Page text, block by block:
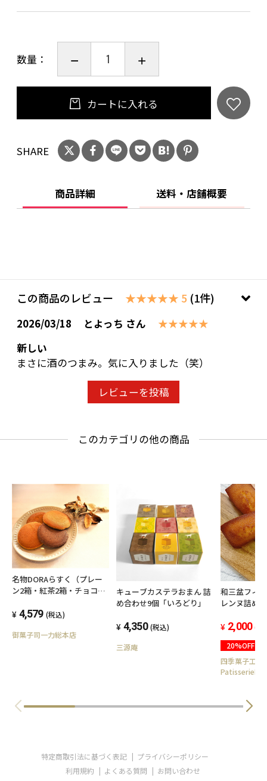
※余計なものを加えず、食感にもこだわってお
作りしています。
丁寧に梱包しておりますが、配送の状況により
一部のクッキーに欠け、割れが生じる場合がご
ざいます。
賞味期限 : 製造日から45日
数量：
カートに入れる
SHARE
商品詳細 送料・店舗概要
この商品のレビュー ★★★★★ 5 (1件)
2026/03/18 とよっち さん
★★★★★
新しい
まさに酒のつまみ。気に入りました（笑）
レビューを投稿
このカテゴリの他の商品
名物DORAらすく（プレー
ン2箱・紅茶2箱・チョコ2
4,579 (税込)
御菓子司一力総本店
キューブカステラおまん 詰
め合わせ9個「いろどり」
4,350 (税込)
三源庵
和三盆フィ
レンヌ詰め
2,000 (税
20%OFF
四季菓子工房
特定商取引法に基づく表記
プライバシーポリシー
利用規約
よくある質問 お問い合わせ